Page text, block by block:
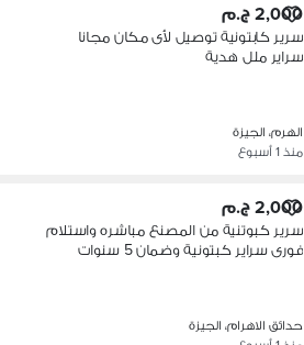
2,000 ج.م
سرير كابتونية توصيل لأى مكان مجانا
سراير ملل هدية
الهرم، الجيزة
منذ 1 أسبوع
2,000 ج.م
سرير كبوتنية من المصنع مباشره واستلام
فورى سراير كبتونية وضمان 5 سنوات
حدائق الاهرام، الجيزة